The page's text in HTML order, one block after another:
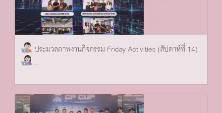
ประมวลภาพงานกิจกรรม Friday Activities (สัปดาห์ที่ 14)
...